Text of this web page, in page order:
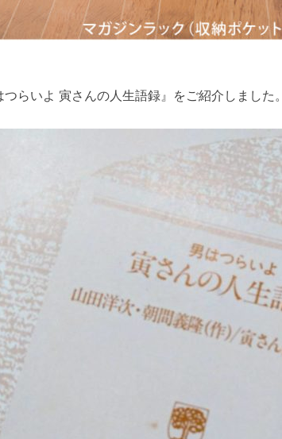
らいよ 寅さんの人生語録』をご紹介しました。